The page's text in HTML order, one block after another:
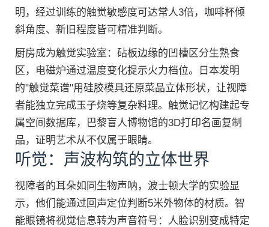
明，经过训练的触觉敏感度可达常人3倍，咖啡杯倾
斜角度、新旧程度皆可精准判断。
厨房成为触觉实验室：砧板边缘的凹槽区分生熟食
区，电磁炉通过温度变化提示火力档位。日本发明
的"触觉菜谱"用硅胶模具还原菜品立体形状，让视障
者能独立完成玉子烧等复杂料理。触觉记忆构建起专
属空间数据库，巴黎盲人博物馆的3D打印名画复制
品，证明艺术从不仅属于眼睛。
听觉：声波构筑的立体世界
视障者的耳朵如同生物声呐，波士顿大学的实验显
示，他们能通过回声定位判断5米外物体的材质。智
能眼镜将视觉信息转为声音符号：人脸识别变成特定